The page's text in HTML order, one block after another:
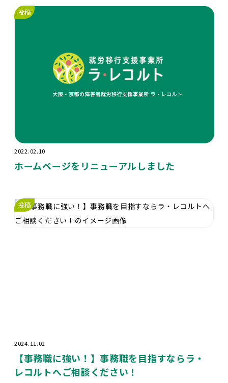
投稿
2022.02.10
ホームページをリニューアルしました
投稿
2024.11.02
【事務職に強い！】事務職を目指すならラ・
レコルトへご相談ください！